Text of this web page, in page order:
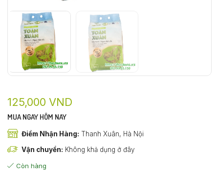
125,000 VND
MUA NGAY HÔM NAY
Điểm Nhận Hàng: Thanh Xuân, Hà Nội
Vận chuyển: Không khả dụng ở đây
Còn hàng